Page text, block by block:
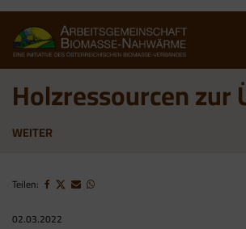
content
Holzressourcen zur
WEITER
Teilen:
02.03.2022